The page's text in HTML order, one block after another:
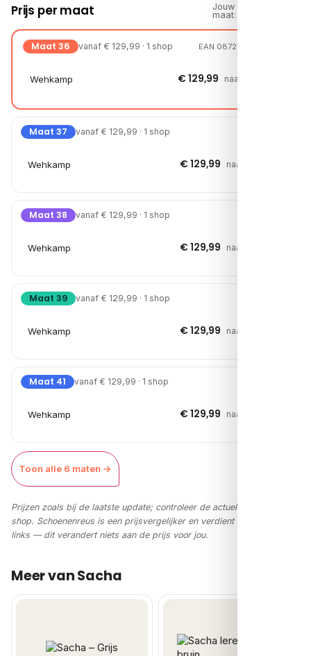
Prijs per maat
Jouw
maat:
Maat 36 vanaf € 129,99 · 1 shop EAN 08720527038929
Wehkamp € 129,99 naar shop →
Maat 37 vanaf € 129,99 · 1 shop
Wehkamp € 129,99 naar shop →
Maat 38 vanaf € 129,99 · 1 shop
Wehkamp € 129,99 naar shop →
Maat 39 vanaf € 129,99 · 1 shop
Wehkamp € 129,99 naar shop →
Maat 41 vanaf € 129,99 · 1 shop
Wehkamp € 129,99 naar shop →
Toon alle 6 maten →
Prijzen zoals bij de laatste update; controleer de actuele prijs in de
shop. Schoenenreus is een prijsvergelijker en verdient via affiliate-
links — dit verandert niets aan de prijs voor jou.
Meer van Sacha